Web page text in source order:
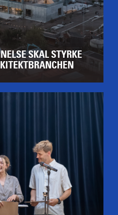
SKAL STYRKE